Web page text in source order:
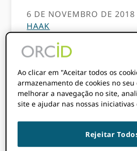
6 DE NOVEMBRO DE 2018
HAAK
informações contidas
podem estar incorretas.
ORCID está empenhada em
conexões rastreáveis ​​entre
suas atividades e afiliações.
de identificadores para
Ao clicar em "Aceitar todos os
armazenamento de cookies no
melhorar a navegação no site,
site e ajudar nas nossas
Rejeitar